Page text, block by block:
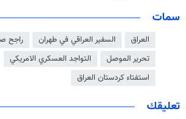
سمات
العراق السفير العراقي في طهران
راجح
تحرير الموصل
التواجد العسكري الامريكي
استفتاء كردستان العراق
تعليقك